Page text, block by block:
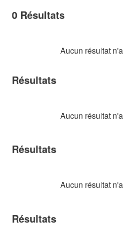
0 Résultats
Aucun résultat
Résultats
Aucun résultat
Résultats
Aucun résultat
Résultats